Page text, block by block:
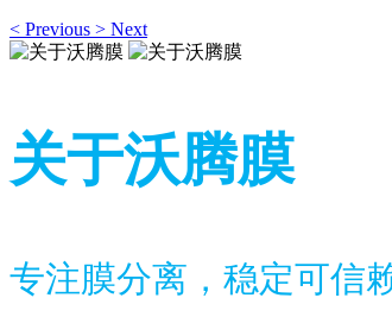
< Previous > Next
关于沃腾膜
专注膜分离，稳定可信